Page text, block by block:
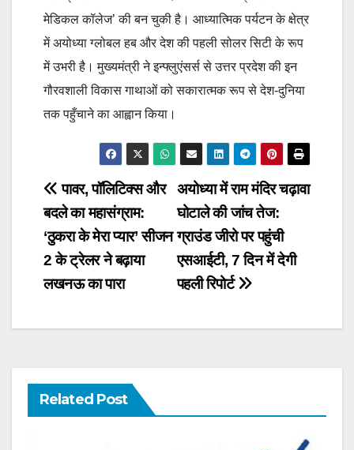
मेडिकल कॉलेज’ की बन चुकी है। आध्यात्मिक पर्यटन के क्षेत्र
में अयोध्या ग्लोबल हब और देश की पहली सोलर सिटी के रूप
में उभरी है। मुख्यमंत्री ने इन्फ्लुएंसर्स से उत्तर प्रदेश की इन
गौरवशाली विकास गाथाओं को सकारात्मक रूप से देश-दुनिया
तक पहुँचाने का आह्वान किया।
Post
navigation
अयोध्या में राम मंदिर चढ़ावा
घोटाले की जांच तेज:
ग्राउंड जीरो पर पहुंची
एसआईटी, 7 दिन में देगी
पहली रिपोर्ट
पावर, पॉलिटिक्स और
बदले का महासंग्राम:
‘ठुकरा के मेरा प्यार’ सीजन
2 के ट्रेलर ने बढ़ाया
लखनऊ का पारा
Related Post